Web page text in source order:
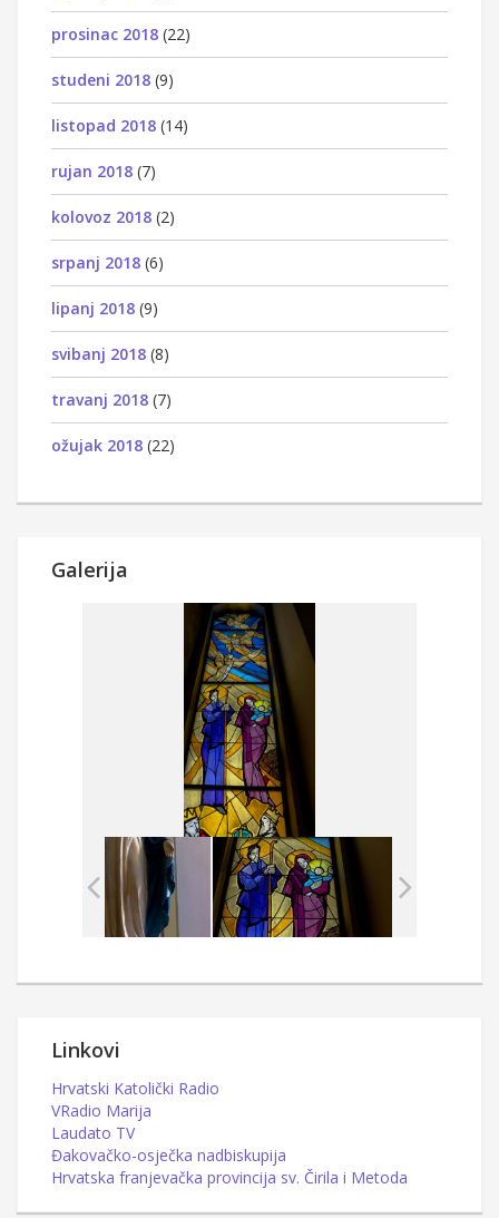
prosinac 2018 (22)
studeni 2018 (9)
listopad 2018 (14)
rujan 2018 (7)
kolovoz 2018 (2)
srpanj 2018 (6)
lipanj 2018 (9)
svibanj 2018 (8)
travanj 2018 (7)
ožujak 2018 (22)
Galerija
Linkovi
Hrvatski Katolički Radio
VRadio Marija
Laudato TV
Đakovačko-osječka nadbiskupija
Hrvatska franjevačka provincija sv. Čirila i Metoda